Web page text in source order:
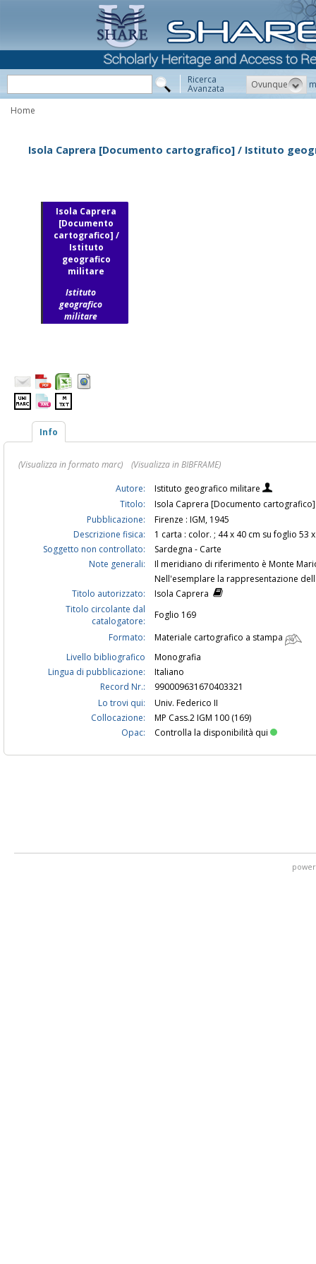
Ricerca
Avanzata Ovunque
Home
Isola Caprera [Documento cartografico] / Istituto
Isola Caprera
[Documento
cartografico] /
Istituto
geografico
militare
Istituto
geografico
militare
Info
(Visualizza in formato marc)
(Visualizza in BIBFRAME)
Autore:
Istituto geografico militare
Titolo:
Isola Caprera [Documento
Pubblicazione:
Firenze : IGM, 1945
Descrizione fisica:
1 carta : color. ; 44 x 40 cm su foglio 53
Soggetto non controllato:
Sardegna - Carte
Note generali:
Il meridiano di riferimento è Monte
Nell'esemplare la rappresentazione
Titolo autorizzato:
Isola Caprera
Titolo circolante dal
catalogatore:
Foglio 169
Formato:
Materiale cartografico a stampa
Livello bibliografico
Monografia
Lingua di pubblicazione:
Italiano
Record Nr.:
990009631670403321
Lo trovi qui:
Univ. Federico II
Collocazione:
MP Cass.2 IGM 100 (169)
Opac:
Controlla la disponibilità qui